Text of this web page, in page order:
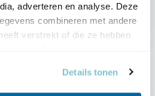
adverteren en analyse. Deze
combineren met andere
verstrekt of die ze hebben
Details tonen